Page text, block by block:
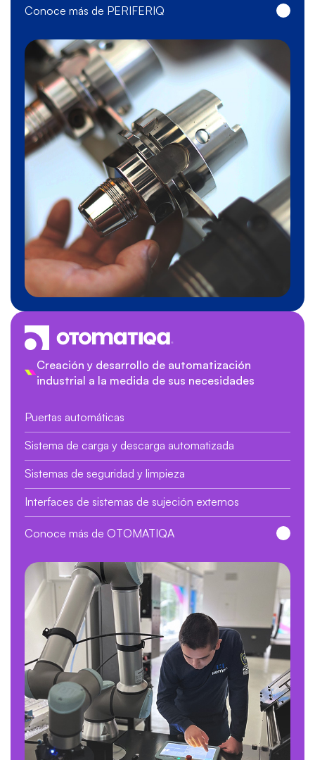
Conoce más de PERIFERIQ
Creación y desarrollo de automatización
industrial a la medida de sus necesidades
Puertas automáticas
Sistema de carga y descarga automatizada
Sistemas de seguridad y limpieza
Interfaces de sistemas de sujeción externos
Conoce más de OTOMATIQA